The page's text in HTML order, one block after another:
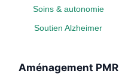
Soins & autonomie
Soutien Alzheimer
Aménagement PMR